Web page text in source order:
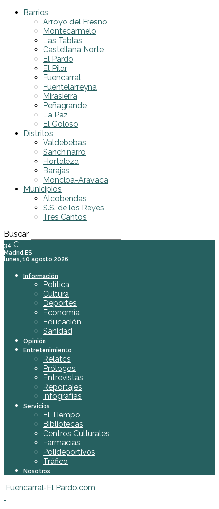
Barrios
Arroyo del Fresno
Montecarmelo
Las Tablas
Castellana Norte
El Pardo
El Pilar
Fuencarral
Fuentelarreyna
Mirasierra
Peñagrande
La Paz
El Goloso
Distritos
Valdebebas
Sanchinarro
Hortaleza
Barajas
Moncloa-Aravaca
Municipios
Alcobendas
S.S. de los Reyes
Tres Cantos
Buscar
34 C
Madrid,ES
lunes, 10 agosto 2026
Información
Política
Cultura
Deportes
Economía
Educación
Sanidad
Opinión
Entretenimiento
Relatos
Prólogos
Entrevistas
Reportajes
Infografías
Servicios
El Tiempo
Bibliotecas
Centros Culturales
Farmacias
Polideportivos
Tráfico
Nosotros
Fuencarral-El Pardo.com